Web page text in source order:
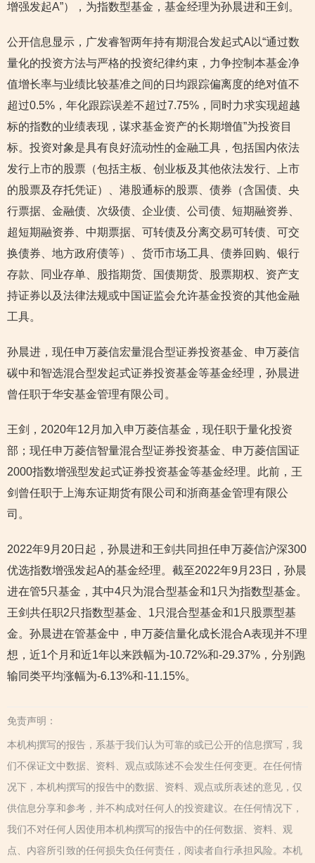
增强发起A”），为指数型基金，基金经理为孙晨进和王剑。
公开信息显示，广发睿智两年持有期混合发起式A以“通过数
量化的投资方法与严格的投资纪律约束，力争控制本基金净
值增长率与业绩比较基准之间的日均跟踪偏离度的绝对值不
超过0.5%，年化跟踪误差不超过7.75%，同时力求实现超越
标的指数的业绩表现，谋求基金资产的长期增值”为投资目
标。投资对象是具有良好流动性的金融工具，包括国内依法
发行上市的股票（包括主板、创业板及其他依法发行、上市
的股票及存托凭证）、港股通标的股票、债券（含国债、央
行票据、金融债、次级债、企业债、公司债、短期融资券、
超短期融资券、中期票据、可转债及分离交易可转债、可交
换债券、地方政府债等）、货币市场工具、债券回购、银行
存款、同业存单、股指期货、国债期货、股票期权、资产支
持证券以及法律法规或中国证监会允许基金投资的其他金融
工具。
孙晨进，现任申万菱信宏量混合型证券投资基金、申万菱信
碳中和智选混合型发起式证券投资基金等基金经理，孙晨进
曾任职于华安基金管理有限公司。
王剑，2020年12月加入申万菱信基金，现任职于量化投资
部；现任申万菱信智量混合型证券投资基金、申万菱信国证
2000指数增强型发起式证券投资基金等基金经理。此前，王
剑曾任职于上海东证期货有限公司和浙商基金管理有限公
司。
2022年9月20日起，孙晨进和王剑共同担任申万菱信沪深300
优选指数增强发起A的基金经理。截至2022年9月23日，孙晨
进在管5只基金，其中4只为混合型基金和1只为指数型基金。
王剑共任职2只指数型基金、1只混合型基金和1只股票型基
金。孙晨进在管基金中，申万菱信量化成长混合A表现并不理
想，近1个月和近1年以来跌幅为-10.72%和-29.37%，分别跑
输同类平均涨幅为-6.13%和-11.15%。
免责声明：
本机构撰写的报告，系基于我们认为可靠的或已公开的信息撰写，我
们不保证文中数据、资料、观点或陈述不会发生任何变更。在任何情
况下，本机构撰写的报告中的数据、资料、观点或所表述的意见，仅
供信息分享和参考，并不构成对任何人的投资建议。在任何情况下，
我们不对任何人因使用本机构撰写的报告中的任何数据、资料、观
点、内容所引致的任何损失负任何责任，阅读者自行承担风险。本机